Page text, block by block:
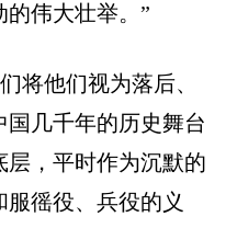
伟大壮举。”
将他们视为落后、
几千年的历史舞台
层，平时作为沉默的
徭役、兵役的义